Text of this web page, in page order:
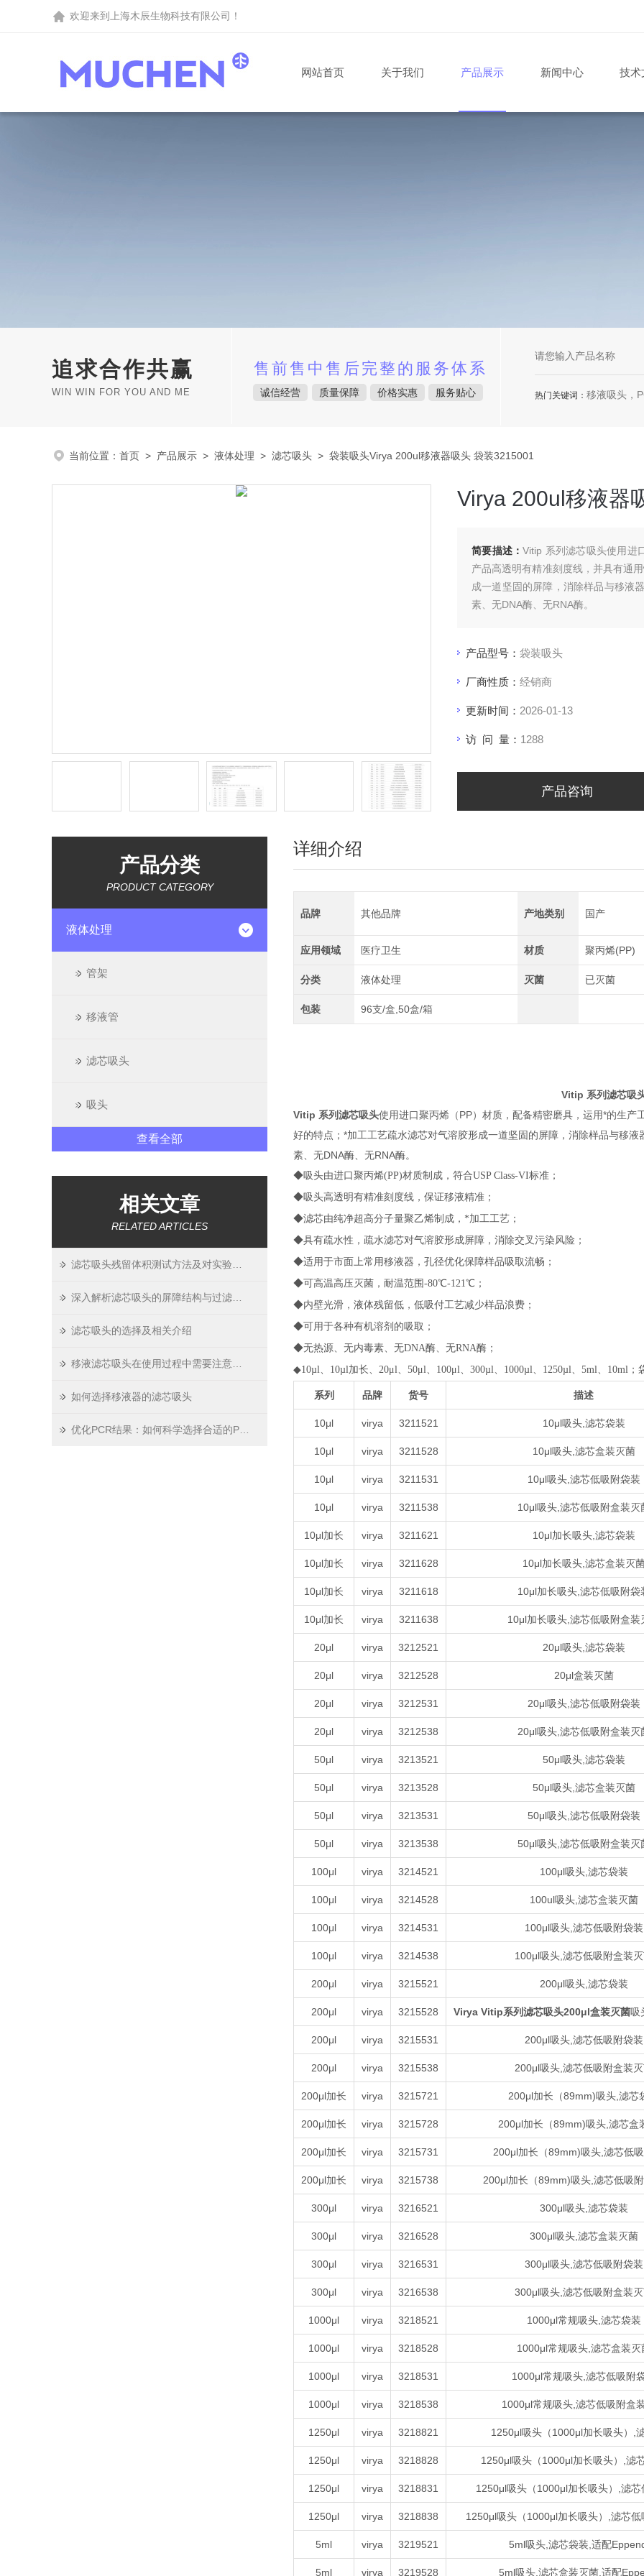
欢迎来到 上海木辰生物科技有限公司 ！
网站首页 关于我们 产品展示 新闻中心 技术
追求合作共赢
WIN WIN FOR YOU AND ME
售前售中售后完整的服务体系
诚信经营 质量保障 价格实惠 服务贴心 热门关键词： 移液吸头，
当前位置： 首页 > 产品展示 > 液体处理 > 滤芯吸头 > 袋装吸头Virya 200ul移液器吸头 袋装3215001
Virya 200ul移液器
简要描述：Vitip 系列滤芯吸头使用进
产品高透明有精准刻度线，并具有通
成一道坚固的屏障，消除样品与移液
素、无DNA酶、无RNA酶。
产品型号： 袋装吸头
厂商性质： 经销商
更新时间： 2026-01-13
访 问 量： 1288
产品咨询
产品分类
PRODUCT CATEGORY
液体处理
管架
移液管
滤芯吸头
吸头
查看全部
相关文章
RELATED ARTICLES
滤芯吸头的选择及相关介绍
如何选择移液器的滤芯吸头
详细介绍
品牌 其他品牌 产地类别 国产
应用领域 医疗卫生 材质 聚丙烯(PP)
分类 液体处理 灭菌 已灭菌
包装 96支/盒,50盒/箱
Vitip 系列滤芯吸
Vitip 系列滤芯吸头使用进口聚丙烯（PP）材质，配备精密磨具，运用*的生
好的特点；*加工工艺疏水滤芯对气溶胶形成一道坚固的屏障，消除样品与移
素、无DNA酶、无RNA酶。
◆吸头由进口聚丙烯(PP)材质制成，符合USP Class-VI标准；
◆吸头高透明有精准刻度线，保证移液精准；
◆滤芯由纯净超高分子量聚乙烯制成，*加工工艺；
◆具有疏水性，疏水滤芯对气溶胶形成屏障，消除交叉污染风险；
◆适用于市面上常用移液器，孔径优化保障样品吸取流畅；
◆可高温高压灭菌，耐温范围-80℃-121℃；
◆内壁光滑，液体残留低，低吸付工艺减少样品浪费；
◆可用于各种有机溶剂的吸取；
◆无热源、无内毒素、无DNA酶、无RNA酶；
◆10µl、10µl加长、20μl、50μl、100μl、300µl、1000µl、1250µl、5ml、10ml ；
系列 品牌 货号 描述
10μl virya 3211521 10μl吸头,滤芯袋装
10μl virya 3211528 10μl吸头,滤芯盒装灭菌
10μl virya 3211531 10μl吸头,滤芯低吸附袋装
10μl virya 3211538 10μl吸头,滤芯低吸附盒装灭
10μl加长 virya 3211621 10μl加长吸头,滤芯袋装
10μl加长 virya 3211628 10μl加长吸头,滤芯盒装灭
10μl加长 virya 3211618 10μl加长吸头,滤芯低吸附袋
10μl加长 virya 3211638 10μl加长吸头,滤芯低吸附盒装
20μl virya 3212521 20μl吸头,滤芯袋装
20μl virya 3212528 20μl盒装灭菌
20μl virya 3212531 20μl吸头,滤芯低吸附袋装
20μl virya 3212538 20μl吸头,滤芯低吸附盒装灭
50μl virya 3213521 50μl吸头,滤芯袋装
50μl virya 3213528 50μl吸头,滤芯盒装灭菌
50μl virya 3213531 50μl吸头,滤芯低吸附袋装
50μl virya 3213538 50μl吸头,滤芯低吸附盒装灭
100μl virya 3214521 100μl吸头,滤芯袋装
100μl virya 3214528 100ul吸头,滤芯盒装灭菌
100μl virya 3214531 100μl吸头,滤芯低吸附袋装
100μl virya 3214538 100μl吸头,滤芯低吸附盒装
200μl virya 3215521 200μl吸头,滤芯袋装
200μl virya 3215528 Virya Vitip系列滤芯吸头200μl盒装灭菌吸
200μl virya 3215531 200μl吸头,滤芯低吸附袋装
200μl virya 3215538 200μl吸头,滤芯低吸附盒装
200μl加长 virya 3215721 200μl加长（89mm)吸头,滤芯
200μl加长 virya 3215728 200μl加长（89mm)吸头,滤芯盒
200μl加长 virya 3215731 200μl加长（89mm)吸头,滤芯低
200μl加长 virya 3215738 200μl加长（89mm)吸头,滤芯低吸
300μl virya 3216521 300μl吸头,滤芯袋装
300μl virya 3216528 300μl吸头,滤芯盒装灭菌
300μl virya 3216531 300μl吸头,滤芯低吸附袋装
300μl virya 3216538 300μl吸头,滤芯低吸附盒装
1000μl virya 3218521 1000μl常规吸头,滤芯袋装
1000μl virya 3218528 1000μl常规吸头,滤芯盒装灭
1000μl virya 3218531 1000μl常规吸头,滤芯低吸附
1000μl virya 3218538 1000μl常规吸头,滤芯低吸附盒
1250μl virya 3218821 1250μl吸头（1000μl加长吸头）,
1250μl virya 3218828 1250μl吸头（1000μl加长吸头）,滤
1250μl virya 3218831 1250μl吸头（1000μl加长吸头）,滤芯
1250μl virya 3218838 1250μl吸头（1000μl加长吸头）,滤芯
5ml virya 3219521 5ml吸头,滤芯袋装,适配
5ml virya 3219528 5ml吸头,滤芯盒装灭菌,适配